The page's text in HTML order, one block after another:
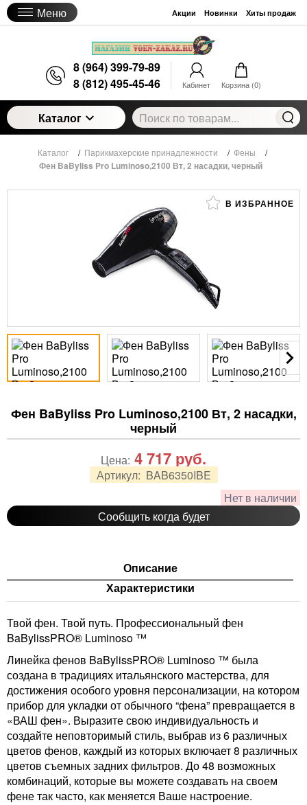
Меню Акции Новинки Хиты продаж
8 (964) 399-79-89
8 (812) 495-45-46
Кабинет Корзина (0)
Каталог
Каталог / Парикмахерские принадлежности / Фены /
Фен BaByliss Pro Luminoso,2100 Вт, 2 насадки, черный
В ИЗБРАННОЕ
Фен BaByliss Pro Luminoso,2100 Вт, 2 насадки,
черный
Артикул: BAB6350IBE
Нет в наличии
Сообщить когда будет
Цена: 4 717 руб.
Описание
Характеристики
Твой фен. Твой путь. Профессиональный фен
BaBylissPRO® Luminoso ™
Линейка фенов BaBylissPRO® Luminoso ™ была
создана в традициях итальянского мастерства, для
достижения особого уровня персонализации, на котором
прибор для укладки от обычного “фена” превращается в
«ВАШ фен». Выразите свою индивидуальность и
создайте неповторимый стиль, выбрав из 6 различных
цветов фенов, каждый из которых включает 8 различных
цветов съемных задних фильтров. До 48 возможных
комбинаций, которые вы можете создавать на своем
фене так часто, как меняется Ваше настроение.